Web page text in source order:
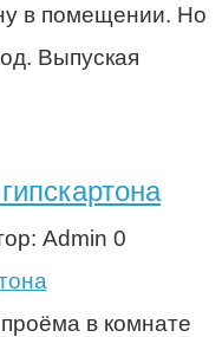
в помещении. Но
Выпуская
Admin 0
в комнате